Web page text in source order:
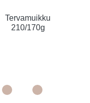
Tervamuikku
210/170g